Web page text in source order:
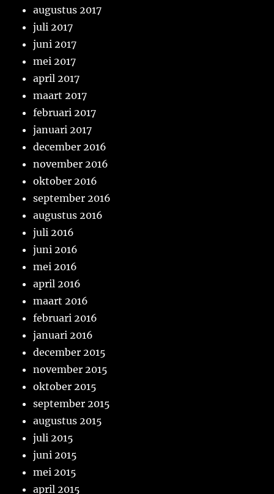
augustus 2017
juli 2017
juni 2017
mei 2017
april 2017
maart 2017
februari 2017
januari 2017
december 2016
november 2016
oktober 2016
september 2016
augustus 2016
juli 2016
juni 2016
mei 2016
april 2016
maart 2016
februari 2016
januari 2016
december 2015
november 2015
oktober 2015
september 2015
augustus 2015
juli 2015
juni 2015
mei 2015
april 2015